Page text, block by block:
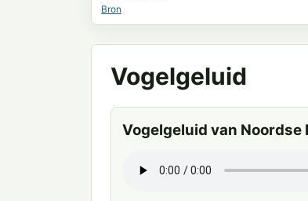
Bron
Vogelgeluid
Vogelgeluid van Noordse